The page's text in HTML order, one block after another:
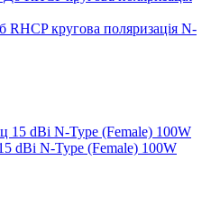
кругова поляризація N-
dBi N-Type (Female) 100W